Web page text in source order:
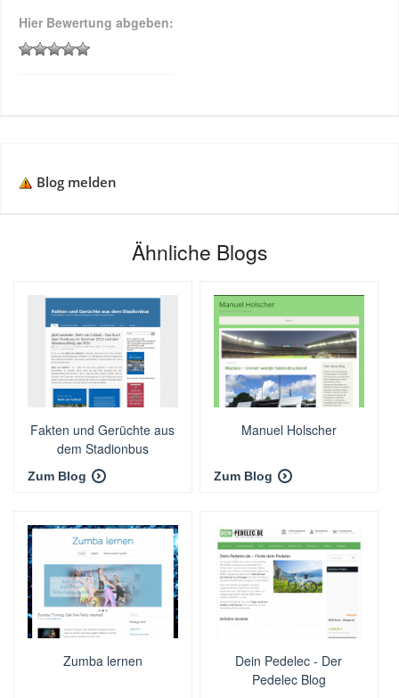
Hier Bewertung abgeben:
Blog melden
Ähnliche Blogs
Fakten und Gerüchte aus
dem Stadionbus
Zum Blog
Manuel Holscher
Zum Blog
Zumba lernen
Dein Pedelec - Der
Pedelec Blog